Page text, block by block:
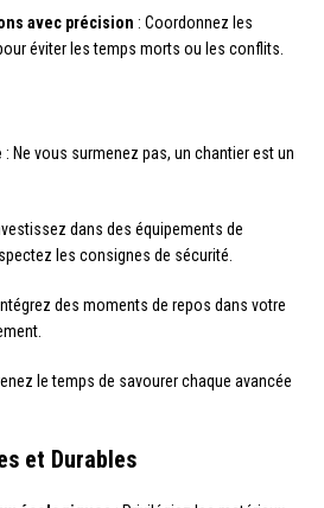
avec précision : Coordonnez les
éviter les temps morts ou les conflits.
: Ne vous surmenez pas, un chantier est un
dans des équipements de
les consignes de sécurité.
des moments de repos dans votre
le temps de savourer chaque avancée
et Durables